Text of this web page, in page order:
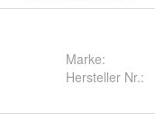
Marke:
Hersteller Nr.: